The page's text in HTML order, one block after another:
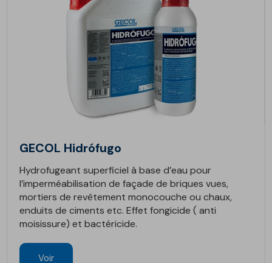
GECOL Hidrófugo
Hydrofugeant superficiel à base d’eau pour
l’imperméabilisation de façade de briques vues,
mortiers de revêtement monocouche ou chaux,
enduits de ciments etc. Effet fongicide ( anti
moisissure) et bactéricide.
Voir